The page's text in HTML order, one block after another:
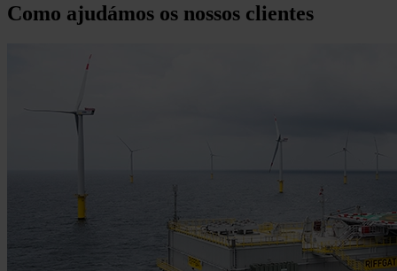
Como ajudámos os nossos clientes